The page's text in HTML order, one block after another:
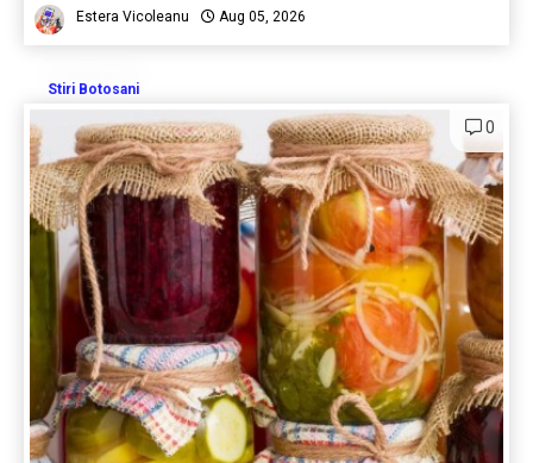
Estera Vicoleanu Aug 05, 2026
Stiri Botosani
0